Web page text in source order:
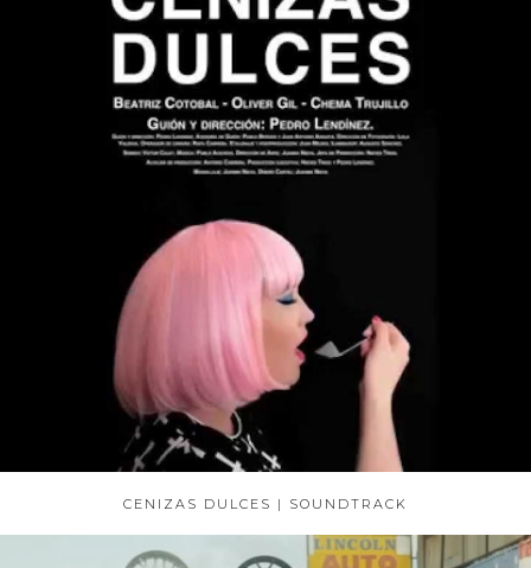
CENIZAS DULCES | SOUNDTRACK